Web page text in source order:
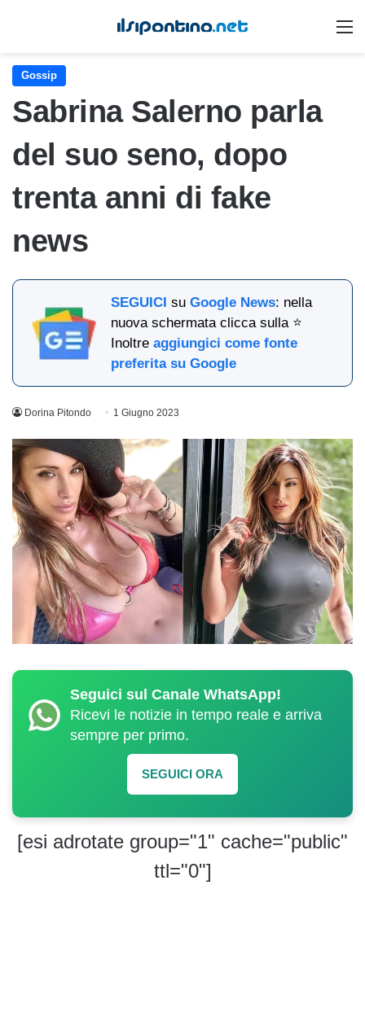
Gossip
Sabrina Salerno parla
del suo seno, dopo
trenta anni di fake
news
SEGUICI suGoogle News: nella
nuova schermata clicca sulla ⭐
Inoltreaggiungici come fonte
preferita su Google
Dorina Pitondo 1 Giugno 2023
Seguici sul Canale WhatsApp!
Ricevi le notizie in tempo reale e arriva
sempre per primo.
SEGUICI ORA
[esi adrotate group="1" cache="public"
ttl="0"]